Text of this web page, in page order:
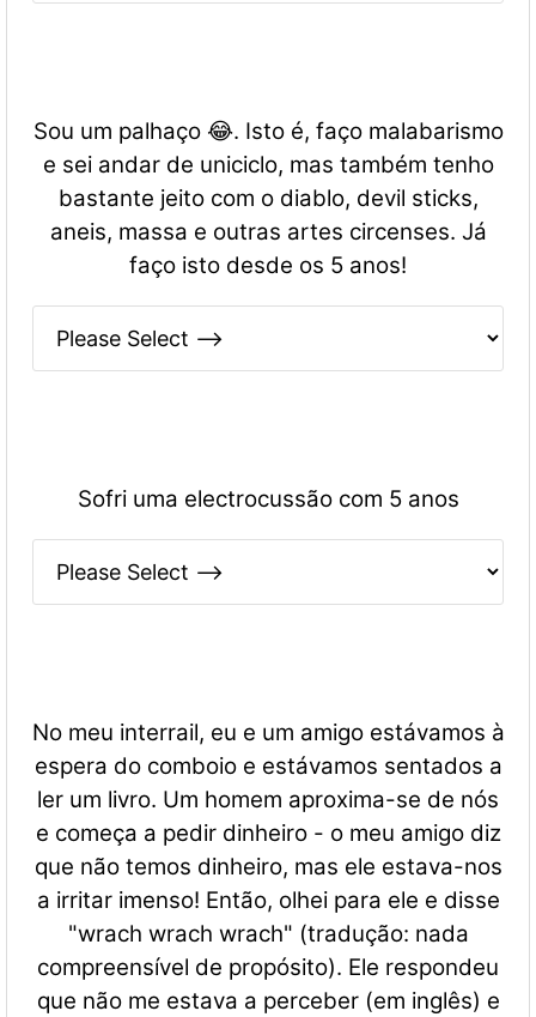
Sou um palhaço 😂. Isto é, faço malabarismo
e sei andar de uniciclo, mas também tenho
bastante jeito com o diablo, devil sticks,
aneis, massa e outras artes circenses. Já
faço isto desde os 5 anos!
Sofri uma electrocussão com 5 anos
No meu interrail, eu e um amigo estávamos à
espera do comboio e estávamos sentados a
ler um livro. Um homem aproxima-se de nós
e começa a pedir dinheiro - o meu amigo diz
que não temos dinheiro, mas ele estava-nos
a irritar imenso! Então, olhei para ele e disse
"wrach wrach wrach" (tradução: nada
compreensível de propósito). Ele respondeu
que não me estava a perceber (em inglês) e